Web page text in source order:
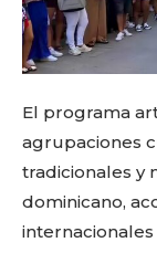
El programa
agrupaciones
tradicionales y
dominicano,